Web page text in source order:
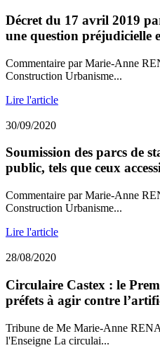
Décret du 17 avril 2019
une question préjudicielle
Commentaire par Marie-Anne
Construction Urbanisme...
Lire l'article
30/09/2020
Soumission des parcs de
public, tels que ceux
Commentaire par Marie-Anne
Construction Urbanisme...
Lire l'article
28/08/2020
Circulaire Castex : le
préfets à agir contre
Tribune de Me Marie-Anne
l'Enseigne La circulai...